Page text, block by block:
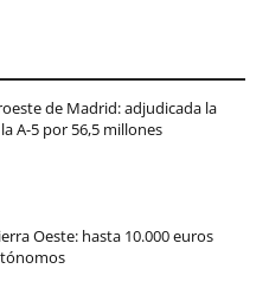
de Madrid: adjudicada la
A-5 por 56,5 millones
Oeste: hasta 10.000 euros